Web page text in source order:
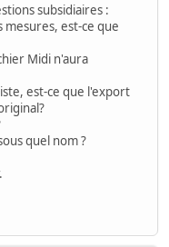
subsidiaires :
mesures, est-ce que
Midi n'aura
est-ce que l'export
quel nom ?